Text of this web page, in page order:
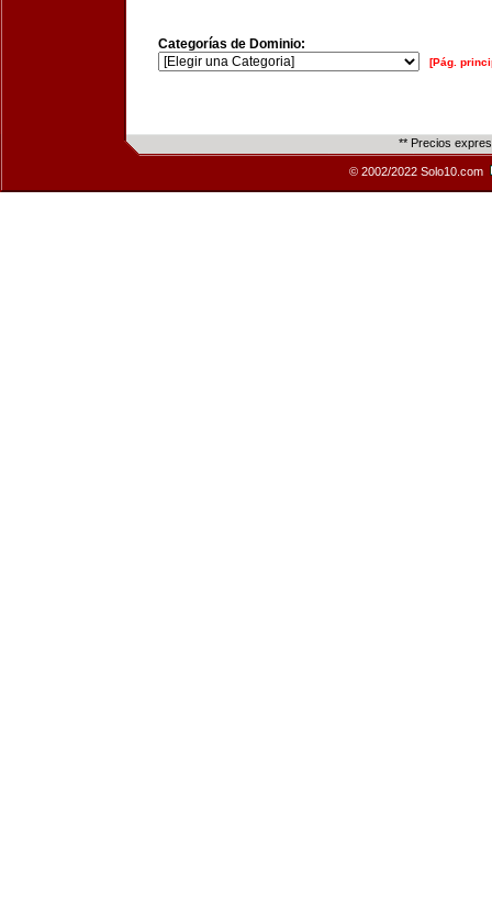
Categorías de Dominio:
[Pág.
** Precios
© 2002/2022 Solo10.com